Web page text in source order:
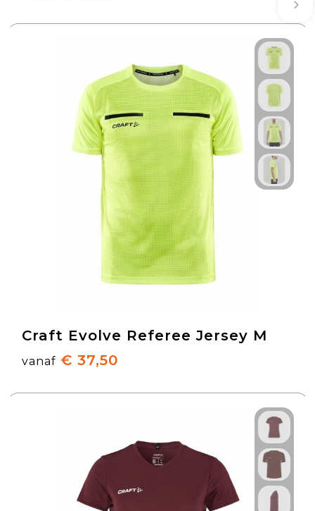
Craft Evolve Referee Jersey M
vanaf € 37,50